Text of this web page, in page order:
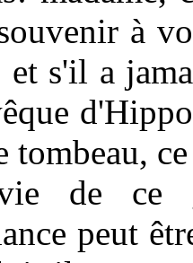
à
s'il a
de ce
peut